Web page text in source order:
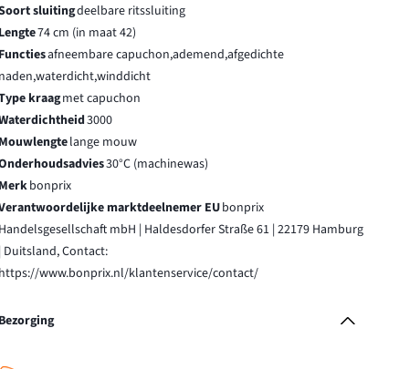
sluitingdeelbare ritssluiting
Lengte74 cm (in maat 42)
Functiesafneembare capuchon,ademend,afgedichte
naden,waterdicht,winddicht
kraagmet capuchon
3000
Mouwlengtelange mouw
30°C (machinewas)
Merkbonprix
marktdeelnemer EUbonprix
Handelsgesellschaft mbH | Haldesdorfer Straße 61 | 22179 Hamburg
| Duitsland, Contact:
https://www.bonprix.nl/klantenservice/contact/
Bezorging